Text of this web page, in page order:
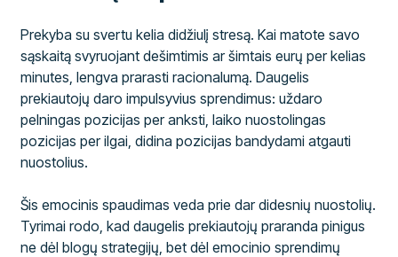
Prekyba su svertu kelia didžiulį stresą. Kai matote savo
sąskaitą svyruojant dešimtimis ar šimtais eurų per kelias
minutes, lengva prarasti racionalumą. Daugelis
prekiautojų daro impulsyvius sprendimus: uždaro
pelningas pozicijas per anksti, laiko nuostolingas
pozicijas per ilgai, didina pozicijas bandydami atgauti
nuostolius.
Šis emocinis spaudimas veda prie dar didesnių nuostolių.
Tyrimai rodo, kad daugelis prekiautojų praranda pinigus
ne dėl blogų strategijų, bet dėl emocinio sprendimų